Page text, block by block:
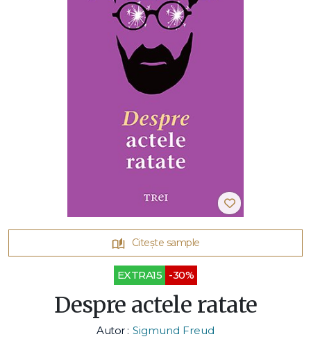
Citește sample
EXTRA15 -30%
Despre actele ratate
Autor : Sigmund Freud